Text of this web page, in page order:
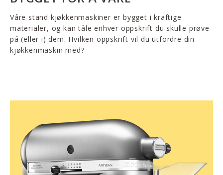
Våre stand kjøkkenmaskiner er bygget i kraftige
materialer, og kan tåle enhver oppskrift du skulle prøve
på (eller i) dem. Hvilken oppskrift vil du utfordre din
kjøkkenmaskin med?